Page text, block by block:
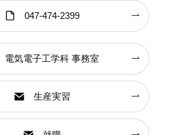
047-474-2399
電気電子工学科 事務室
生産実習